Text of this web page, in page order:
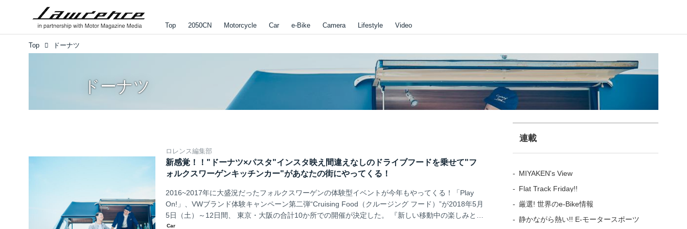
Top 2050CN Motorcycle Car e-Bike Camera Lifestyle Video
Top ドーナツ
ドーナツ
ロレンス編集部
新感覚！！"ドーナツ×パスタ"インスタ映え間違えなしのドライブフードを乗せて"フ
ォルクスワーゲンキッチンカー"があなたの街にやってくる！
2016~2017年に大盛況だったフォルクスワーゲンの体験型イベントが今年もやってくる！「Play
On!」、VWブランド体験キャンペーン第二弾“Cruising Food（クルージング フード）”が2018年5月
5日（土）～12日間、 東京・大阪の合計10か所での開催が決定した。 『新しい移動中の楽しみとな
るfood』としてトランジットジェネラルオフィスと共同プロデュースしたハイブリッドフードの
連載
MIYAKEN's View
Flat Track Friday!!
厳選! 世界のe-Bike情報
静かながら熱い!! E-モータースポーツ